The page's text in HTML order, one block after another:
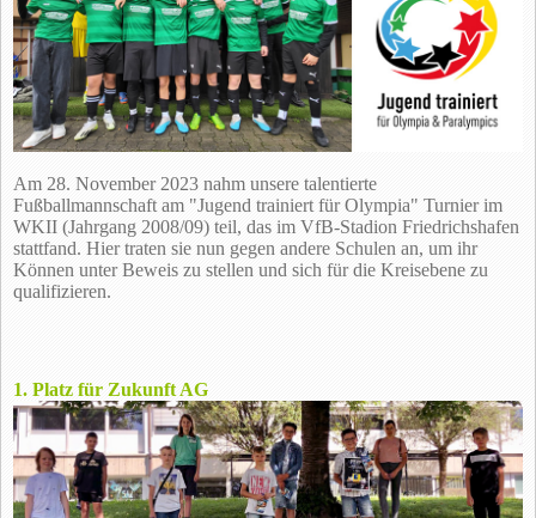
Am 28. November 2023 nahm unsere talentierte
Fußballmannschaft am "Jugend trainiert für Olympia" Turnier im
WKII (Jahrgang 2008/09) teil, das im VfB-Stadion Friedrichshafen
stattfand. Hier traten sie nun gegen andere Schulen an, um ihr
Können unter Beweis zu stellen und sich für die Kreisebene zu
qualifizieren.
1. Platz für Zukunft AG